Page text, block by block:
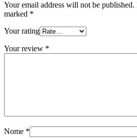
Your email address will not be published.
marked *
Your rating
Your review *
Nome *